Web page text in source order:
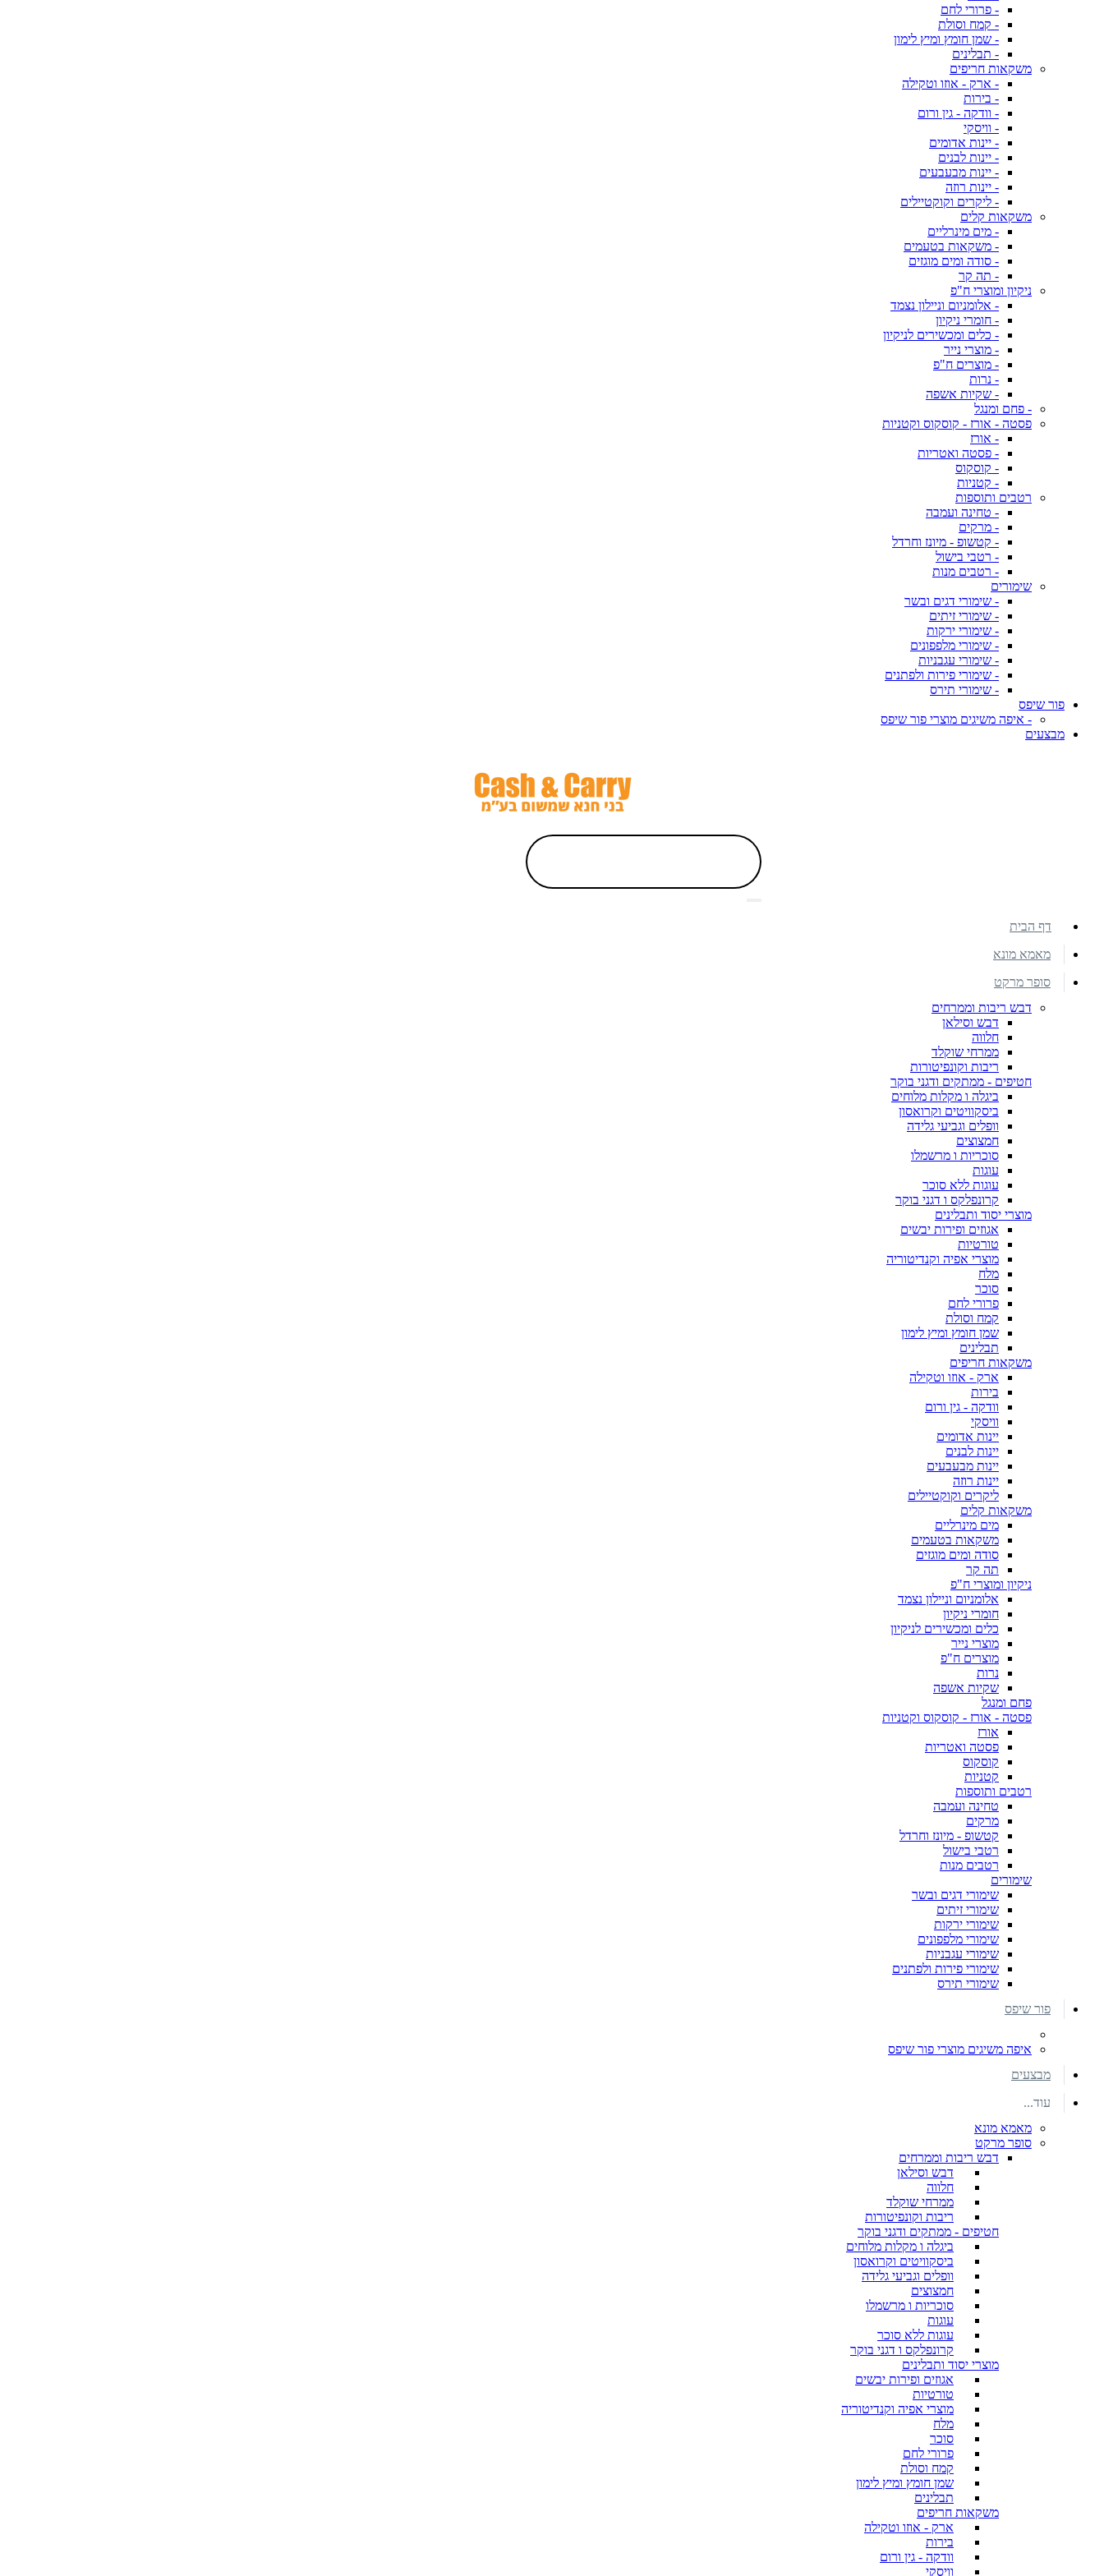
- פרורי לחם
- קמח וסולת
- שמן חומץ ומיץ לימון
- תבלינים
משקאות חריפים
- ארק - אוזו וטקילה
- בירות
- וודקה - גין ורום
- וויסקי
- יינות אדומים
- יינות לבנים
- יינות מבעבעים
- יינות רוזה
- ליקרים וקוקטיילים
משקאות קלים
- מים מינרליים
- משקאות בטעמים
- סודה ומים מוגזים
- תה קר
ניקיון ומוצרי ח"פ
- אלומניום וניילון נצמד
- חומרי ניקיון
- כלים ומכשירים לניקיון
- מוצרי נייר
- מוצרים ח"פ
- נרות
- שקיות אשפה
- פחם ומנגל
פסטה - אורז - קוסקוס וקטניות
- אורז
- פסטה ואטריות
- קוסקוס
- קטניות
רטבים ותוספות
- טחינה ועמבה
- מרקים
- קטשופ - מיונז וחרדל
- רטבי בישול
- רטבים מנות
שימורים
- שימורי דגים ובשר
- שימורי זיתים
- שימורי ירקות
- שימורי מלפפונים
- שימורי עגבניות
- שימורי פירות ולפתנים
- שימורי תירס
פור שיפס
- איפה משיגים מוצרי פור שיפס
מבצעים
דף הבית
מאמא מונא
סופר מרקט
דבש ריבות וממרחים
דבש וסילאן
חלווה
ממרחי שוקלד
ריבות וקונפיטורות
חטיפים - ממתקים ודגני בוקר
ביגלה ו מקלות מלוחים
ביסקוויטים וקרואסון
וופלים וגביעי גלידה
חמצוצים
סוכריות ו מרשמלו
עוגות
עוגות ללא סוכר
קרונפלקס ו דגני בוקר
מוצרי יסוד ותבלינים
אגוזים ופירות יבשים
טורטיות
מוצרי אפיה וקנדיטוריה
מלח
סוכר
פרורי לחם
קמח וסולת
שמן חומץ ומיץ לימון
תבלינים
משקאות חריפים
ארק - אוזו וטקילה
בירות
וודקה - גין ורום
וויסקי
יינות אדומים
יינות לבנים
יינות מבעבעים
יינות רוזה
ליקרים וקוקטיילים
משקאות קלים
מים מינרליים
משקאות בטעמים
סודה ומים מוגזים
תה קר
ניקיון ומוצרי ח"פ
אלומניום וניילון נצמד
חומרי ניקיון
כלים ומכשירים לניקיון
מוצרי נייר
מוצרים ח"פ
נרות
שקיות אשפה
פחם ומנגל
פסטה - אורז - קוסקוס וקטניות
אורז
פסטה ואטריות
קוסקוס
קטניות
רטבים ותוספות
טחינה ועמבה
מרקים
קטשופ - מיונז וחרדל
רטבי בישול
רטבים מנות
שימורים
שימורי דגים ובשר
שימורי זיתים
שימורי ירקות
שימורי מלפפונים
שימורי עגבניות
שימורי פירות ולפתנים
שימורי תירס
פור שיפס
איפה משיגים מוצרי פור שיפס
מבצעים
עוד...
מאמא מונא
סופר מרקט
דבש ריבות וממרחים
דבש וסילאן
חלווה
ממרחי שוקלד
ריבות וקונפיטורות
חטיפים - ממתקים ודגני בוקר
ביגלה ו מקלות מלוחים
ביסקוויטים וקרואסון
וופלים וגביעי גלידה
חמצוצים
סוכריות ו מרשמלו
עוגות
עוגות ללא סוכר
קרונפלקס ו דגני בוקר
מוצרי יסוד ותבלינים
אגוזים ופירות יבשים
טורטיות
מוצרי אפיה וקנדיטוריה
מלח
סוכר
פרורי לחם
קמח וסולת
שמן חומץ ומיץ לימון
תבלינים
משקאות חריפים
ארק - אוזו וטקילה
בירות
וודקה - גין ורום
וויסקי